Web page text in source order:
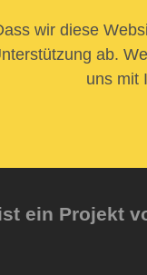
wir diese
ab.
uns mit
ein Projekt